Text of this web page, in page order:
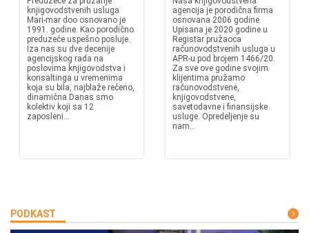
knjigovodstvenih usluga
Mari-mar doo osnovano je
1991. godine. Kao porodično
preduzeće uspešno posluje.
Iza nas su dve decenije
agencijskog rada na
poslovima knjigovodstva i
konsaltinga u vremenima
koja su bila, najblaže rečeno,
dinamična.Danas smo
kolektiv koji sa 12
zaposleni...
agencija je porodična firma
osnovana 2006 godine.
Upisana je 2020 godine u
Registar pružaoca
računovodstvenih usluga u
APR-u pod brojem 1466/20.
Za sve ove godine svojim
klijentima pružamo
računovodstvene,
knjigovodstvene,
savetodavne i finansijske
usluge. Opredeljenje su
nam...
PODKAST